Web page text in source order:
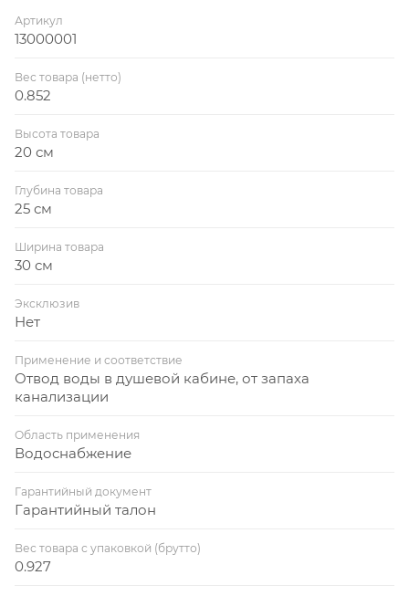
Артикул
13000001
Вес товара (нетто)
0.852
Высота товара
20 см
Глубина товара
25 см
Ширина товара
30 см
Эксклюзив
Нет
Применение и соответствие
Отвод воды в душевой кабине, от запаха
канализации
Область применения
Водоснабжение
Гарантийный документ
Гарантийный талон
Вес товара с упаковкой (брутто)
0.927